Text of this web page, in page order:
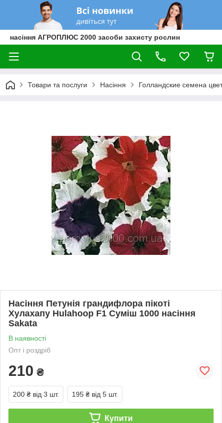
насіння АГРОПЛЮС 2000 засоби захисту рослин
Товари та послуги Насіння Голландские семена
Насіння Петунія грандифлора пікоті
Хулахапу Hulahoop F1 Суміш 1000 насіння
Sakata
В наявності
Опт і роздріб
210 ₴
200 ₴ від 3 шт. 195 ₴ від 5 шт.
Купити